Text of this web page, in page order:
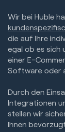
Wir bei Huble
die auf Ihre
egal ob es sich
einer E-
Software oder
Durch den
Integrationen
stellen wir
Ihnen